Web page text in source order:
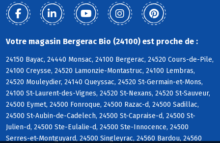
Votre magasin Bergerac Bio (24100) est proche de :
24150 Bayac, 24440 Monsac, 24100 Bergerac, 24520 Cours-de-Pile,
24100 Creysse, 24520 Lamonzie-Montastruc, 24100 Lembras,
24520 Mouleydier, 24140 Queyssac, 24520 St-Germain-et-Mons,
24100 St-Laurent-des-Vignes, 24520 St-Nexans, 24520 St-Sauveur,
24500 Eymet, 24500 Fonroque, 24500 Razac-d, 24500 Sadillac,
24500 St-Aubin-de-Cadelech, 24500 St-Capraise-d, 24500 St-
Julien-d, 24500 Ste-Eulalie-d, 24500 Ste-Innocence, 24500
Serres-et-Montguyard, 24500 Singleyrac, 24560 Bardou, 24560